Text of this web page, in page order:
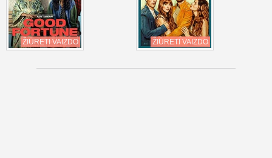
ŽIŪRĖTI VAIZDO ŽIŪRĖTI VAIZDO